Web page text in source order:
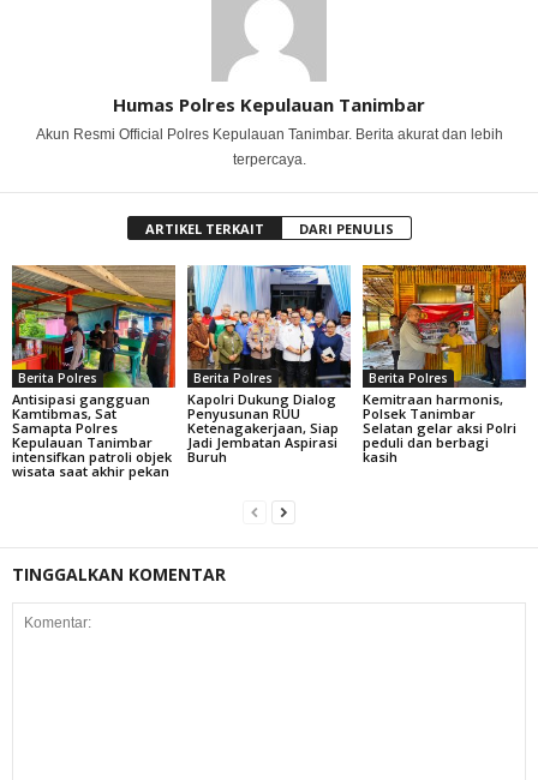
Humas Polres Kepulauan Tanimbar
Akun Resmi Official Polres Kepulauan Tanimbar. Berita akurat dan lebih
terpercaya.
ARTIKEL TERKAIT DARI PENULIS
Berita Polres
Antisipasi gangguan
Kamtibmas, Sat
Samapta Polres
Kepulauan Tanimbar
intensifkan patroli objek
wisata saat akhir pekan
Berita Polres
Kapolri Dukung Dialog
Penyusunan RUU
Ketenagakerjaan, Siap
Jadi Jembatan Aspirasi
Buruh
Berita Polres
Kemitraan harmonis,
Polsek Tanimbar
Selatan gelar aksi Polri
peduli dan berbagi
kasih
TINGGALKAN KOMENTAR